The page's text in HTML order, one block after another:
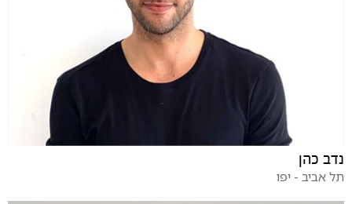
נדב כהן
תל אביב - יפו